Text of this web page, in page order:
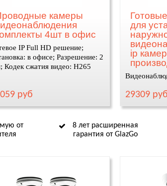
камеры
4шт в офис
IP Full HD решение;
в офисе; Разрешение: 2
Кодек сжатия видео: H265
руб
для
ip
29309 руб
от
8 лет расширенная
гарантия от GlazGo